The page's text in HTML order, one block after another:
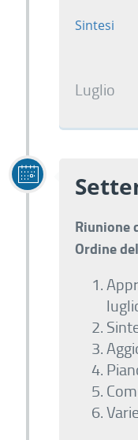
Sintesi
Luglio
Riunione
Ordine